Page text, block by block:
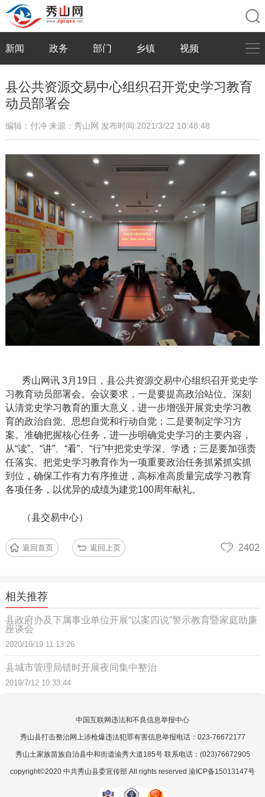
新闻 政务 部门 乡镇 视频
县公共资源交易中心组织召开党史学习教育
动员部署会
编辑：付冲 来源：秀山网 发布时间:2021/3/22 10:48:48
秀山网讯3月 19日，县公共资源交易中心组织召开党史学
习教育动员部署会。会议要求，一是要提高政治站位。深刻
认清党史学习教育的重大意义，进一步增强开展党史学习教
育的政治自觉、思想自觉和行动自觉；二是要制定学习方
案。准确把握核心任务，进一步明确党史学习的主要内容，
从“读”、“讲”、“看”、“行”中把党史学深、学透；三是要加强责
任落实。把党史学习教育作为一项重要政治任务抓紧抓实抓
到位，确保工作有力有序推进，高标准高质量完成学习教育
各项任务，以优异的成绩为建党100周年献礼。
（县交易中心）
返回首页 返回上页 2402
相关推荐
县政府办及下属事业单位开展“以案四说”警示教育暨家庭助廉
座谈会
2020/10/19 11:13:26
县城市管理局错时开展夜间集中整治
2019/7/12 10:33:44
中国互联网违法和不良信息举报中心
秀山县打击整治网上涉枪爆违法犯罪有害信息举报电话：023-76672177
秀山土家族苗族自治县中和街道渝秀大道185号 联系电话：(023)76672905
copyright©2020 中共秀山县委宣传部 All rights reserved 渝ICP备15013147号